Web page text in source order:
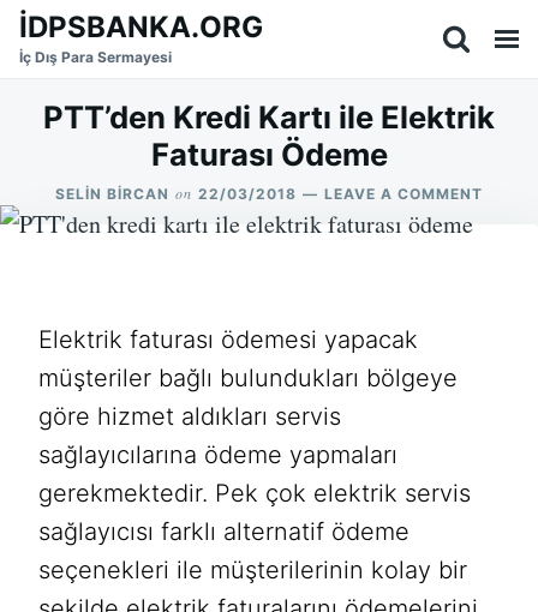
SkipSearch
for:
İDPSBANKA.ORG
İç Dış Para Sermayesi
PTT’den Kredi Kartı ile Elektrik
Faturası Ödeme
SELIN BIRCAN on 22/03/2018 LEAVE A COMMENT
Elektrik faturası ödemesi yapacak
müşteriler bağlı bulundukları bölgeye
göre hizmet aldıkları servis
sağlayıcılarına ödeme yapmaları
gerekmektedir. Pek çok elektrik servis
sağlayıcısı farklı alternatif ödeme
seçenekleri ile müşterilerinin kolay bir